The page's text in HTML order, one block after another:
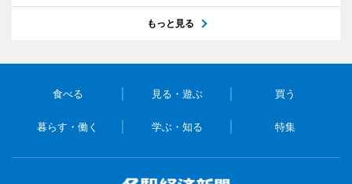
もっと見る
食べる 見る・遊ぶ 買う
暮らす・働く 学ぶ・知る 特集